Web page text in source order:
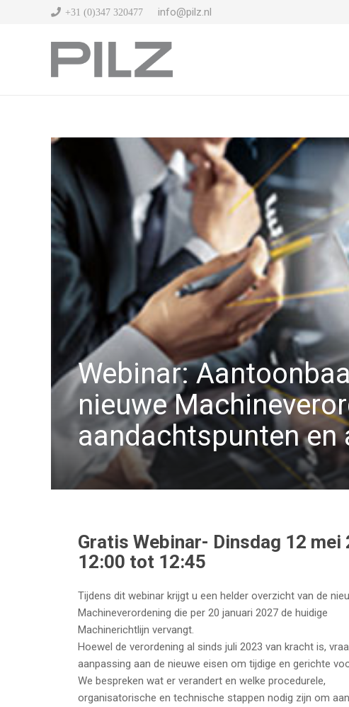
+31 (0)347 320477 info@pilz.nl
Webinar:
nieuwe
aandachtspunten en
Gratis Webinar- Dinsdag 12 mei
12:00 tot 12:45
Tijdens dit webinar krijgt u een helder overzicht van de
Machineverordening die per 20 januari 2027 de huidige
Machinerichtlijn vervangt.
Hoewel de verordening al sinds juli 2023 van kracht is,
aanpassing aan de nieuwe eisen om tijdige en gerichte
We bespreken wat er verandert en welke procedurele,
organisatorische en technische stappen nodig zijn om